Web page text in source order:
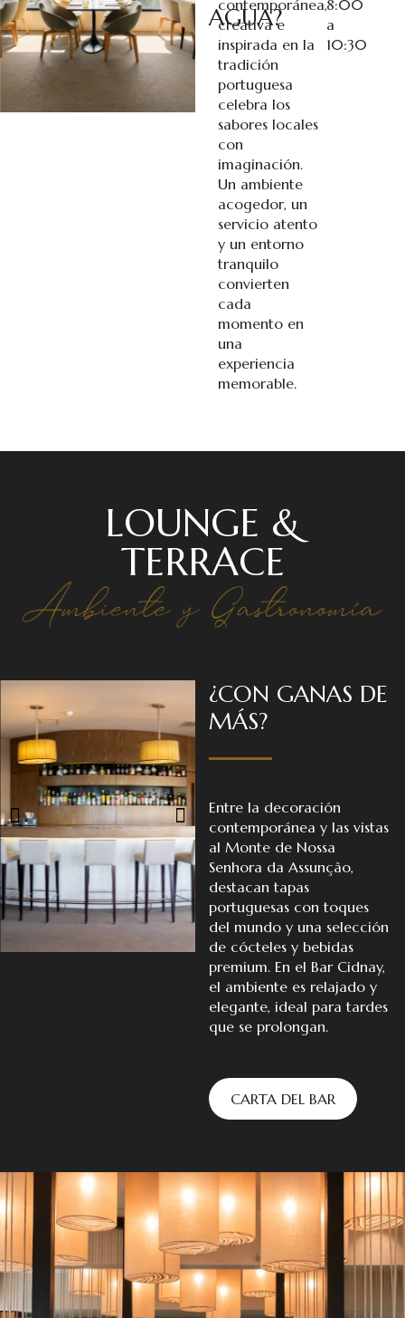
AGUA?
contemporánea,
creativa e
inspirada en la
tradición
portuguesa
celebra los
sabores locales
con
imaginación.
Un ambiente
acogedor, un
servicio atento
y un entorno
tranquilo
convierten
cada
momento en
una
experiencia
memorable.
8:00
a
10:30
LOUNGE &
TERRACE
¿CON GANAS DE
MÁS?
Entre la decoración
contemporánea y las vistas
al Monte de Nossa
Senhora da Assunção,
destacan tapas
portuguesas con toques
del mundo y una selección
de cócteles y bebidas
premium. En el Bar Cidnay,
el ambiente es relajado y
elegante, ideal para tardes
que se prolongan.
CARTA DEL BAR